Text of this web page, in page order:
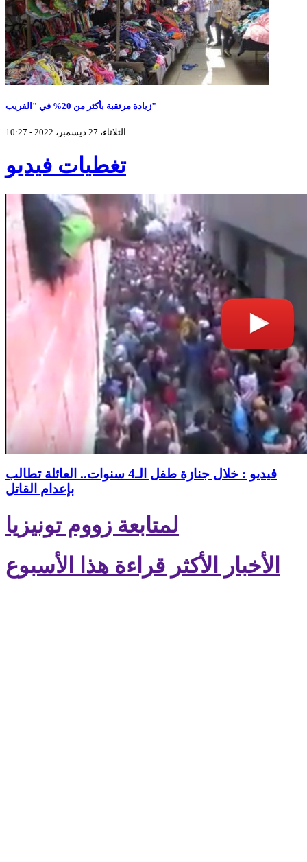
زيادة مرتقبة بأكثر من 20% في "الفريب"
الثلاثاء، 27 ديسمبر، 2022 - 10:27
تغطيات فيديو
فيديو : خلال جنازة طفل الـ4 سنوات.. العائلة تطالب
بإعدام القاتل
لمتابعة زووم تونيزيا
الأخبار الأكثر قراءة هذا الأسبوع